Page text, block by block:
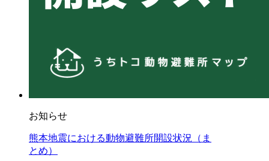
お知らせ
熊本地震における動物避難所開設状況（ま
とめ）